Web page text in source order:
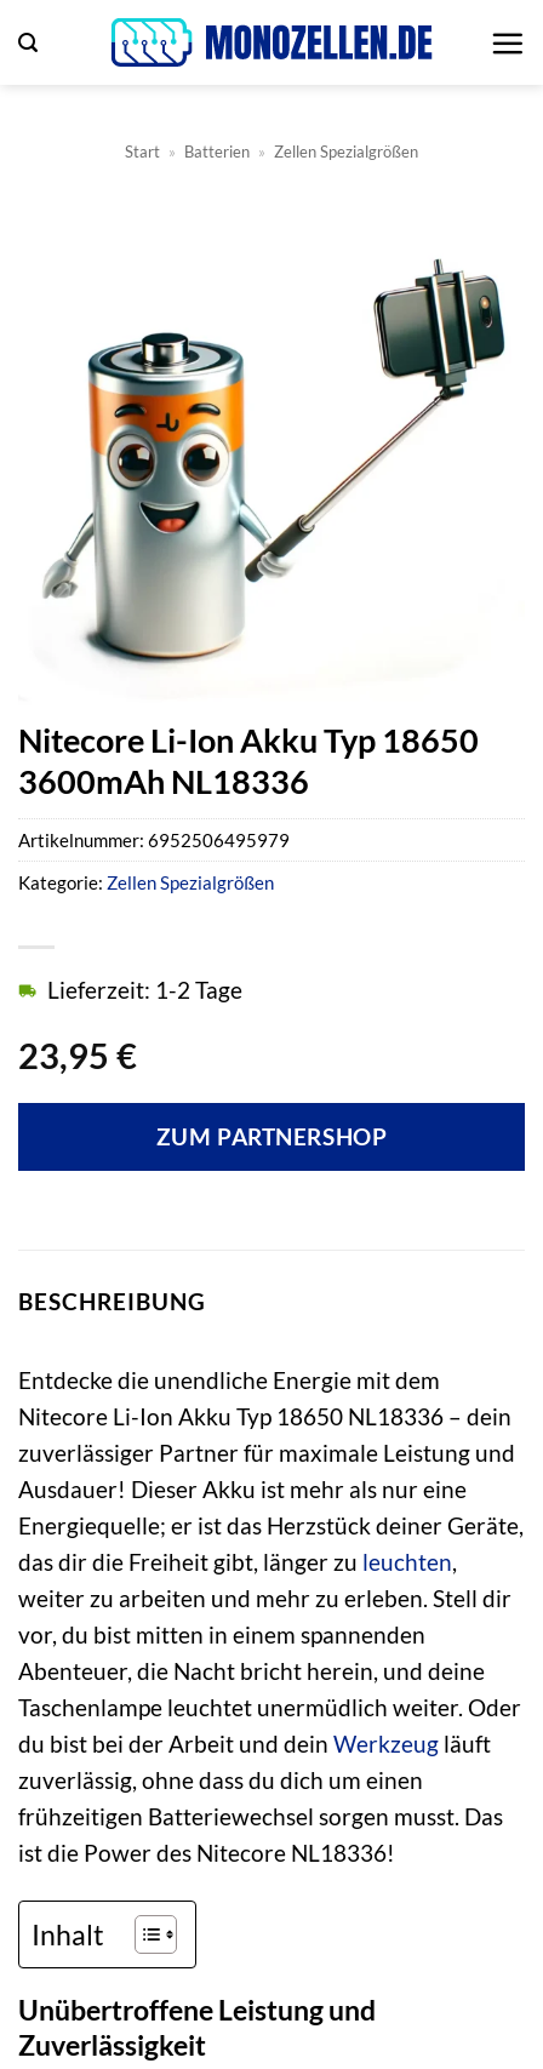
Inhalt
Start » Batterien » Zellen Spezialgrößen
Nitecore Li-Ion Akku Typ 18650
3600mAh NL18336
23,95 €
Lieferzeit: 1-2 Tage
ZUM PARTNERSHOP
Artikelnummer: 6952506495979
Kategorie: Zellen Spezialgrößen
BESCHREIBUNG
Entdecke die unendliche Energie mit dem
Nitecore Li-Ion Akku Typ 18650 NL18336 – dein
zuverlässiger Partner für maximale Leistung und
Ausdauer! Dieser Akku ist mehr als nur eine
Energiequelle; er ist das Herzstück deiner Geräte,
das dir die Freiheit gibt, länger zu leuchten
weiter zu arbeiten und mehr zu erleben. Stell dir
vor, du bist mitten in einem spannenden
Abenteuer, die Nacht bricht herein, und deine
Taschenlampe leuchtet unermüdlich weiter. Oder
du bist bei der Arbeit und dein Werkzeug läuft
zuverlässig, ohne dass du dich um einen
frühzeitigen Batteriewechsel sorgen musst. Das
ist die Power des Nitecore NL18336!
Inhalt
Unübertroffene Leistung und
Zuverlässigkeit